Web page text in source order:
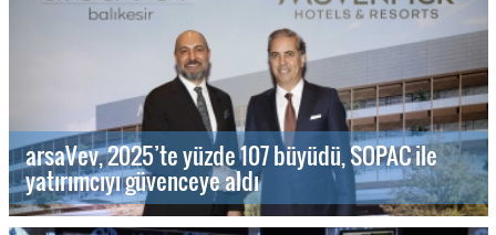
arsaVev, 2025’te yüzde 107 büyüdü, SOPAC ile
yatırımcıyı güvenceye aldı